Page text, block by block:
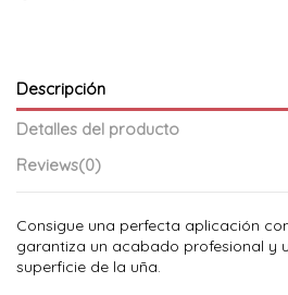
Descripción
Detalles del producto
Reviews(0)
Consigue una perfecta aplicación
garantiza un acabado profesional y
superficie de la uña.